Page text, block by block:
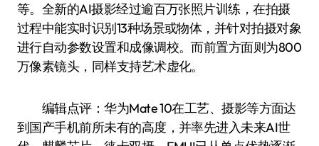
等。全新的AI摄影经过逾百万张照片训练，在拍摄
过程中能实时识别13种场景或物体，并针对拍摄对象
进行自动参数设置和成像调校。而前置方面则为800
万像素镜头，同样支持艺术虚化。
编辑点评：华为Mate 10在工艺、摄影等方面达
到国产手机前所未有的高度，并率先进入未来AI世